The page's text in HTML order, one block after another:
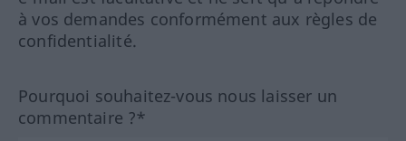
à vos demandes conformément aux règles de
confidentialité.
Pourquoi souhaitez-vous nous laisser un
commentaire ?*